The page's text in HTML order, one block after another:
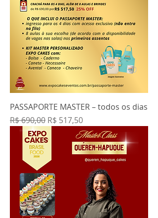
PASSAPORTE MASTER – todos os dias
Preço normal
R$ 690,00 Preço promocional
R$ 517,50